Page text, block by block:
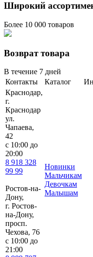
Широкий
Более 10 000 товаров
Возврат товара
В течение 7 дней
Контакты
Каталог
Краснодар,
г.
Краснодар
ул.
Чапаева,
42
с 10:00 до
20:00
8 918 328
99 99
Ростов-на-
Дону,
г. Ростов-
на-Дону,
просп.
Чехова, 76
c 10:00 до
21:00
Новинки
Мальчикам
Девочкам
Малышам